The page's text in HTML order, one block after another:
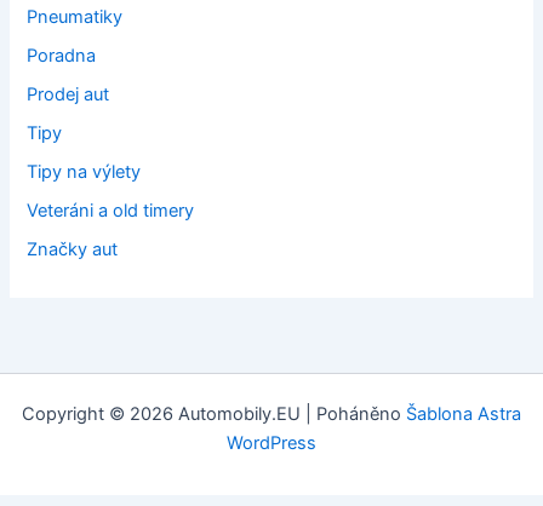
Pneumatiky
Poradna
Prodej aut
Tipy
Tipy na výlety
Veteráni a old timery
Značky aut
Copyright © 2026 Automobily.EU | Poháněno Šablona Astra
WordPress